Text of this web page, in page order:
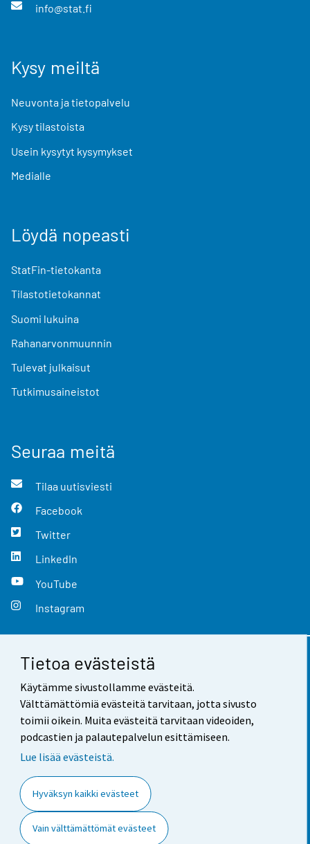
Tietoa evästeistä
Käytämme sivustollamme evästeitä.
Välttämättömiä evästeitä tarvitaan, jotta sivusto
toimii oikein. Muita evästeitä tarvitaan videoiden,
podcastien ja palautepalvelun esittämiseen.
Lue lisää evästeistä.
Hyväksyn kaikki evästeet
Vain välttämättömät evästeet
info@stat.fi
Kysy meiltä
Neuvonta ja tietopalvelu
Kysy tilastoista
Usein kysytyt kysymykset
Medialle
Löydä nopeasti
StatFin-tietokanta
Tilastotietokannat
Suomi lukuina
Rahanarvonmuunnin
Tulevat julkaisut
Tutkimusaineistot
Seuraa meitä
Tilaa uutisviesti
Facebook
Twitter
LinkedIn
YouTube
Instagram
Yhteystiedot
Palaute
Käyttöehdot
Saavutettavuus
Tietoa sivustosta
Evästeasetukset